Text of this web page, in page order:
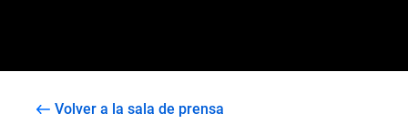
Volver a la sala de prensa